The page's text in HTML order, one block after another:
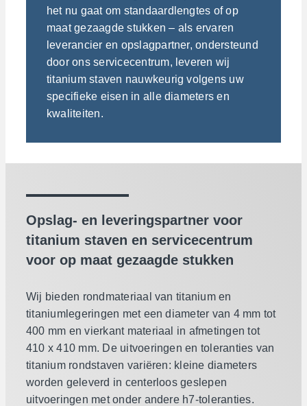
Contact
Gewichtscalculator
het nu gaat om standaardlengtes of op
maat gezaagde stukken – als ervaren
leverancier en opslagpartner, ondersteund
door ons servicecentrum, leveren wij
titanium staven nauwkeurig volgens uw
specifieke eisen in alle diameters en
kwaliteiten.
Opslag- en leveringspartner voor
titanium staven en servicecentrum
voor op maat gezaagde stukken
Wij bieden rondmateriaal van titanium en
titaniumlegeringen met een diameter van 4 mm tot
400 mm en vierkant materiaal in afmetingen tot
410 x 410 mm. De uitvoeringen en toleranties van
titanium rondstaven variëren: kleine diameters
worden geleverd in centerloos geslepen
uitvoeringen met onder andere h7-toleranties.